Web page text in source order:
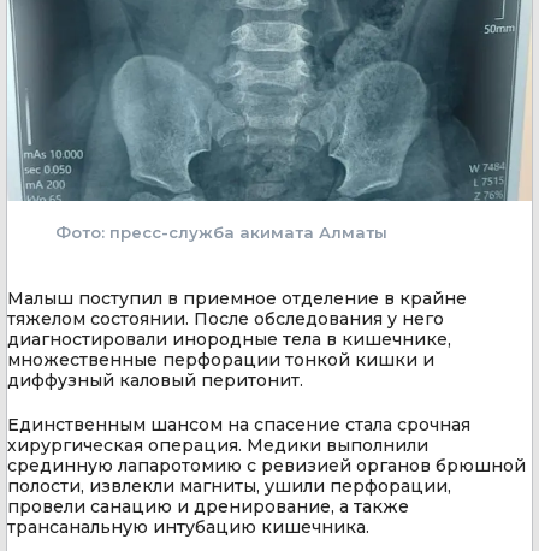
Фото: пресс-служба акимата Алматы
Малыш поступил в приемное отделение в крайне
тяжелом состоянии. После обследования у него
диагностировали инородные тела в кишечнике,
множественные перфорации тонкой кишки и
диффузный каловый перитонит.
Единственным шансом на спасение стала срочная
хирургическая операция. Медики выполнили
срединную лапаротомию с ревизией органов брюшной
полости, извлекли магниты, ушили перфорации,
провели санацию и дренирование, а также
трансанальную интубацию кишечника.